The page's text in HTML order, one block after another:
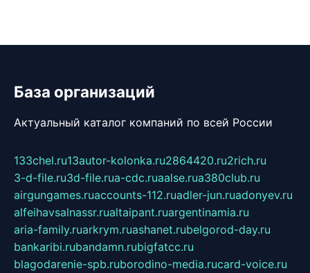
База организаций
Актуальный каталог компаний по всей России
133chel.ru13autor-kolonka.ru2864420.ru2rich.ru
3-d-file.ru3d-file.rua-cdc.ruaalse.rua380club.ru
airgungames.ruaccounts-112.ruadler-jun.ruadonyev.ru
alfeihavsalnassr.rualtaipant.ruargentinamia.ru
aria-family.ruarkrym.ruashanet.rubelgorod-day.ru
bankaribi.rubandamn.rubigfatcc.ru
blagodarenie-spb.ruborodino-media.rucard-voice.ru